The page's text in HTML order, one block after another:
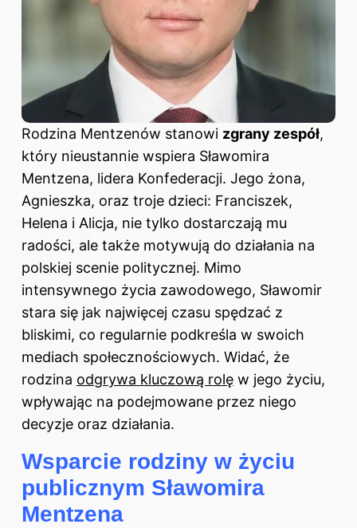
Rodzina Mentzenów stanowi zgrany zespół,
który nieustannie wspiera Sławomira
Mentzena, lidera Konfederacji. Jego żona,
Agnieszka, oraz troje dzieci: Franciszek,
Helena i Alicja, nie tylko dostarczają mu
radości, ale także motywują do działania na
polskiej scenie politycznej. Mimo
intensywnego życia zawodowego, Sławomir
stara się jak najwięcej czasu spędzać z
bliskimi, co regularnie podkreśla w swoich
mediach społecznościowych. Widać, że
rodzina odgrywa kluczową rolę w jego życiu,
wpływając na podejmowane przez niego
decyzje oraz działania.
Wsparcie rodziny w życiu
publicznym Sławomira
Mentzena